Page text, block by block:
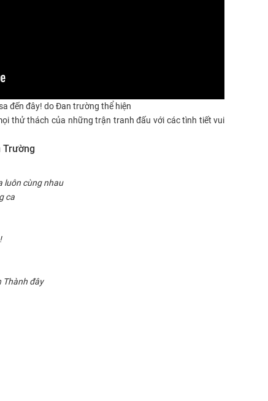
đến đây! do Đan trường thể hiện
thử thách của những trận tranh đấu với các tình tiết vui
Trường
luôn cùng nhau
ca
Thành đây